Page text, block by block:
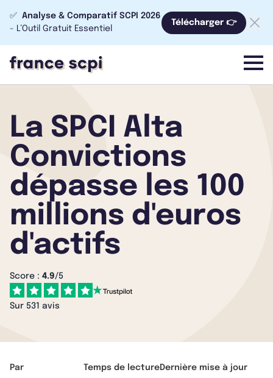
✅ Analyse & Comparatif SCPI 2026
- L’Outil Gratuit Essentiel
Télécharger 👉
menu
La SPCI Alta
Convictions
dépasse les 100
millions d'euros
d'actifs
Score : 4.9/5
Sur 531 avis
Par Temps de lectureDernière mise à jour